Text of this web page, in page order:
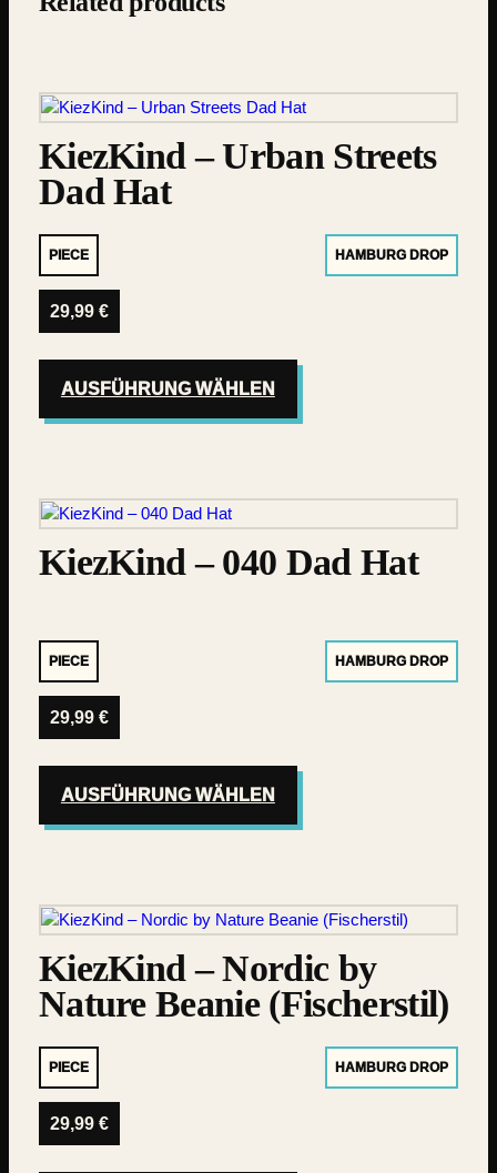
KiezKind – Urban Streets
Dad Hat
PIECE HAMBURG DROP
29,99 €
AUSFÜHRUNG WÄHLEN
KiezKind – 040 Dad Hat
PIECE HAMBURG DROP
29,99 €
AUSFÜHRUNG WÄHLEN
KiezKind – Nordic by
Nature Beanie (Fischerstil)
PIECE HAMBURG DROP
29,99 €